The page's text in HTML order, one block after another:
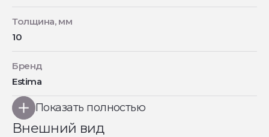
Толщина, мм
10
Бренд
Estima
Показать полностью
Внешний вид